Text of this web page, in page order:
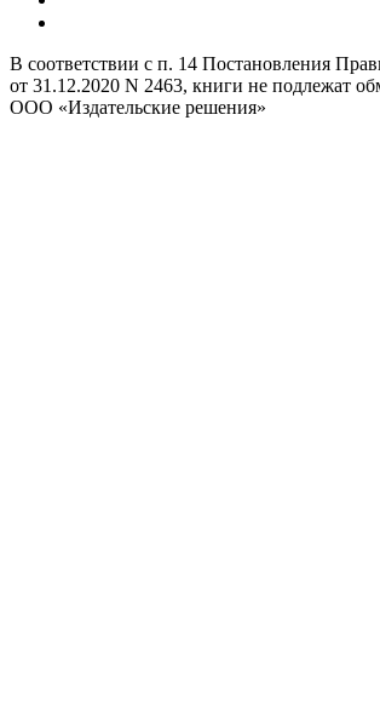
В соответствии с п. 14 Постановления
от 31.12.2020 N 2463, книги не подлежат
ООО «Издательские решения»